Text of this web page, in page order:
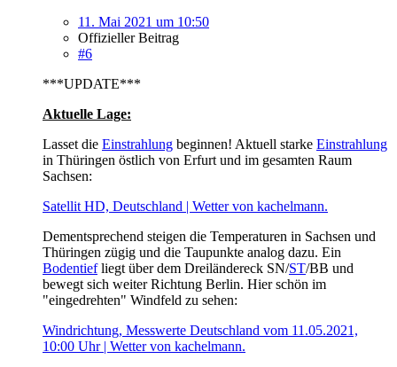
11. Mai 2021 um 10:50
Offizieller Beitrag
#6
***UPDATE***
Aktuelle Lage:
Lasset die Einstrahlung beginnen! Aktuell starke Einstrahlung
in Thüringen östlich von Erfurt und im gesamten Raum
Sachsen:
Satellit HD, Deutschland | Wetter von kachelmann.
Dementsprechend steigen die Temperaturen in Sachsen und
Thüringen zügig und die Taupunkte analog dazu. Ein
Bodentiefliegt über dem Dreiländereck SN/ST/BB und
bewegt sich weiter Richtung Berlin. Hier schön im
"eingedrehten" Windfeld zu sehen:
Windrichtung, Messwerte Deutschland vom 11.05.2021,
10:00 Uhr | Wetter von kachelmann.